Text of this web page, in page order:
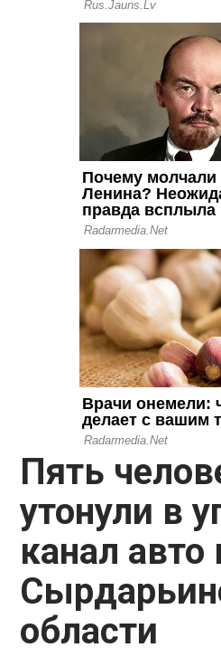
Пять
утонули в
канал авто
области